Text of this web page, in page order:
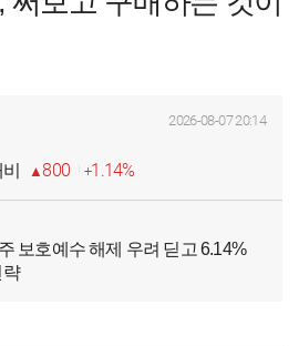
2026-08-07 20:14
800 1.14%
보호예수 해제 우려 딛고 6.14%
략